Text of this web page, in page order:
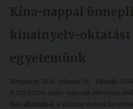
Kína-nappal ünnepli
kínainyelv-oktatást
egyetemünk
Megjelent: 2024. február 06.
Készült:
A 2023/2024. tanév második félévének
újév alkalmából, a sárkány évének